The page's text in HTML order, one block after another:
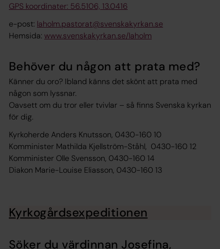
GPS koordinater: 56.5106, 13.0416
e-post: laholm.pastorat@svenskakyrkan.se
Hemsida: www.svenskakyrkan.se/laholm
Behöver du någon att prata med?
Känner du oro? Ibland känns det skönt att prata med
någon som lyssnar.
Oavsett om du tror eller tvivlar – så finns Svenska kyrkan
för dig.
Kyrkoherde Anders Knutsson, 0430-160 10
Komminister Mathilda Kjellström-Ståhl, 0430-160 12
Komminister Olle Svensson, 0430-160 14
Diakon Marie-Louise Eliasson, 0430-160 13
Kyrkogårdsexpeditionen
Söker du värdinnan Josefina,